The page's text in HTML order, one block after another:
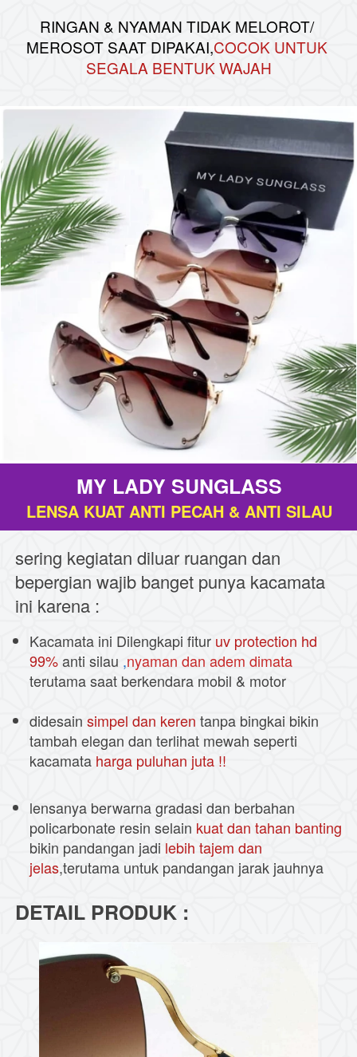
RINGAN & NYAMAN TIDAK MELOROT/
MEROSOT SAAT DIPAKAI,COCOK UNTUK
SEGALA BENTUK WAJAH
MY LADY SUNGLASS
LENSA KUAT ANTI PECAH & ANTI SILAU
sering kegiatan diluar ruangan dan
bepergian wajib banget punya kacamata
ini karena :
Kacamata ini Dilengkapi fitur uv protection hd
99% anti silau ,
terutama saat berkendara mobil & motor
didesain simpel dan keren tanpa bingkai bikin
tambah elegan dan terlihat mewah seperti
kacamata harga puluhan juta !!
lensanya berwarna gradasi dan berbahan
policarbonate resin selain kuat dan tahan banting
bikin pandangan jadi lebih tajem dan
jelas,terutama untuk pandangan jarak jauhnya
DETAIL PRODUK :